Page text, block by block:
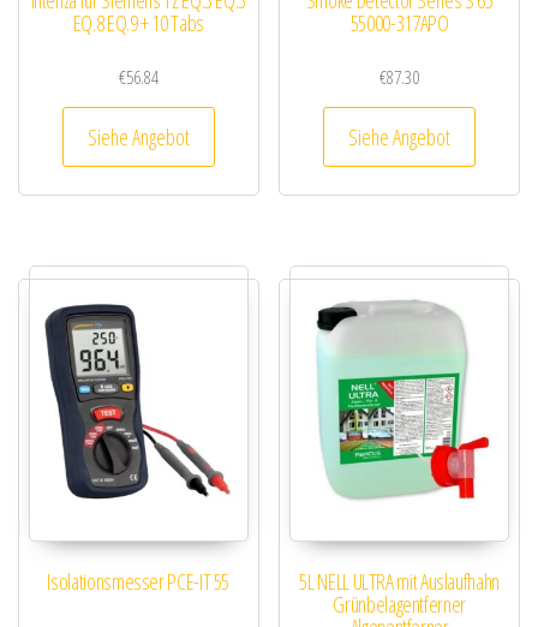
EQ.8 EQ.9 + 10 Tabs
€56.84
Siehe Angebot
55000-317APO
€87.30
Siehe Angebot
Isolationsmesser PCE-IT 55 5L NELL ULTRA mit Auslaufhahn
Grünbelagentferner